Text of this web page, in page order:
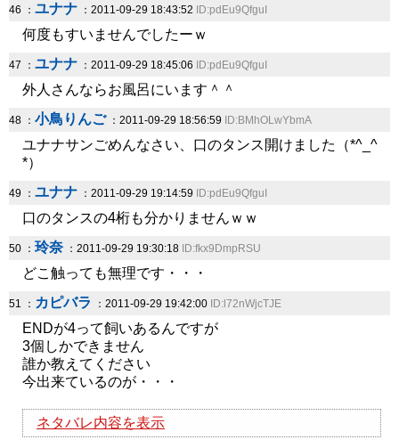
46 ： ユナナ ：2011-09-29 18:43:52 ID:pdEu9QfguI
何度もすいませんでしたーｗ
47 ： ユナナ ：2011-09-29 18:45:06 ID:pdEu9QfguI
外人さんならお風呂にいます＾＾
48 ： 小鳥りんご：2011-09-29 18:56:59 ID:BMhOLwYbmA
ユナナサンごめんなさい、口のタンス開けました（*^_^
*）
49 ： ユナナ ：2011-09-29 19:14:59 ID:pdEu9QfguI
口のタンスの4桁も分かりませんｗｗ
50 ： 玲奈 ：2011-09-29 19:30:18 ID:fkx9DmpRSU
どこ触っても無理です・・・
51 ： カピバラ ：2011-09-29 19:42:00 ID:l72nWjcTJE
ENDが4って飼いあるんですが
3個しかできません
誰か教えてください
今出来ているのが・・・
ネタバレ内容を表示